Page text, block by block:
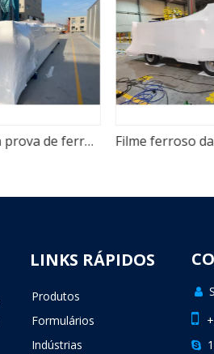
Filme VCI à prova de ferrugem de alta densidade e encolhimento de embalagem para equipamentos pesados
LINKS RÁPIDOS
Produtos
Formulários
Indústrias


